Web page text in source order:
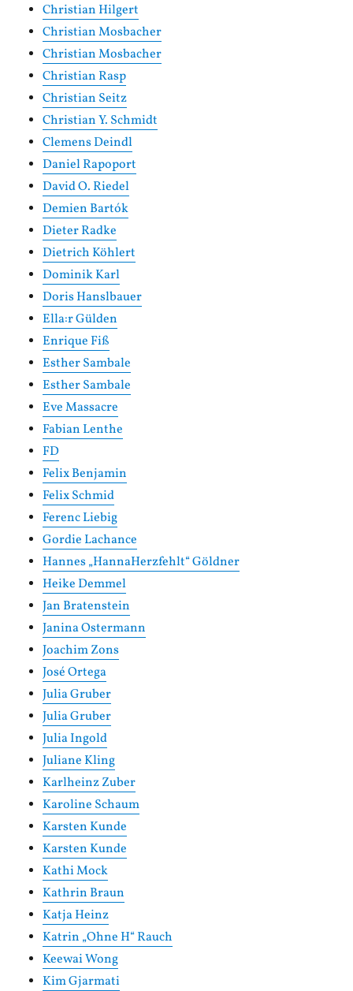
Christian Hilgert
Christian Mosbacher
Christian Mosbacher
Christian Rasp
Christian Seitz
Christian Y. Schmidt
Clemens Deindl
Daniel Rapoport
David O. Riedel
Demien Bartók
Dieter Radke
Dietrich Köhlert
Dominik Karl
Doris Hanslbauer
Ella:r Gülden
Enrique Fiß
Esther Sambale
Esther Sambale
Eve Massacre
Fabian Lenthe
FD
Felix Benjamin
Felix Schmid
Ferenc Liebig
Gordie Lachance
Hannes „HannaHerzfehlt“ Göldner
Heike Demmel
Jan Bratenstein
Janina Ostermann
Joachim Zons
José Ortega
Julia Gruber
Julia Gruber
Julia Ingold
Juliane Kling
Karlheinz Zuber
Karoline Schaum
Karsten Kunde
Karsten Kunde
Kathi Mock
Kathrin Braun
Katja Heinz
Katrin „Ohne H“ Rauch
Keewai Wong
Kim Gjarmati